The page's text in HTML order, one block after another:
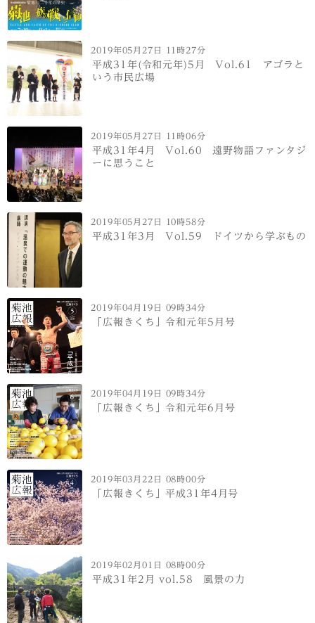
2019年05月27日 11時27分
平成31年(令和元年)5月 Vol.61 アゴラと
いう市民広場
2019年05月27日 11時06分
平成31年4月 Vol.60 遠野物語ファンタジ
ーに思うこと
2019年05月27日 10時58分
平成31年3月 Vol.59 ドイツから学ぶもの
2019年04月19日 09時34分
「広報きくち」令和元年5月号
2019年04月19日 09時34分
「広報きくち」令和元年6月号
2019年03月22日 08時00分
「広報きくち」平成31年4月号
2019年02月01日 08時00分
平成31年2月 vol.58 風景の力